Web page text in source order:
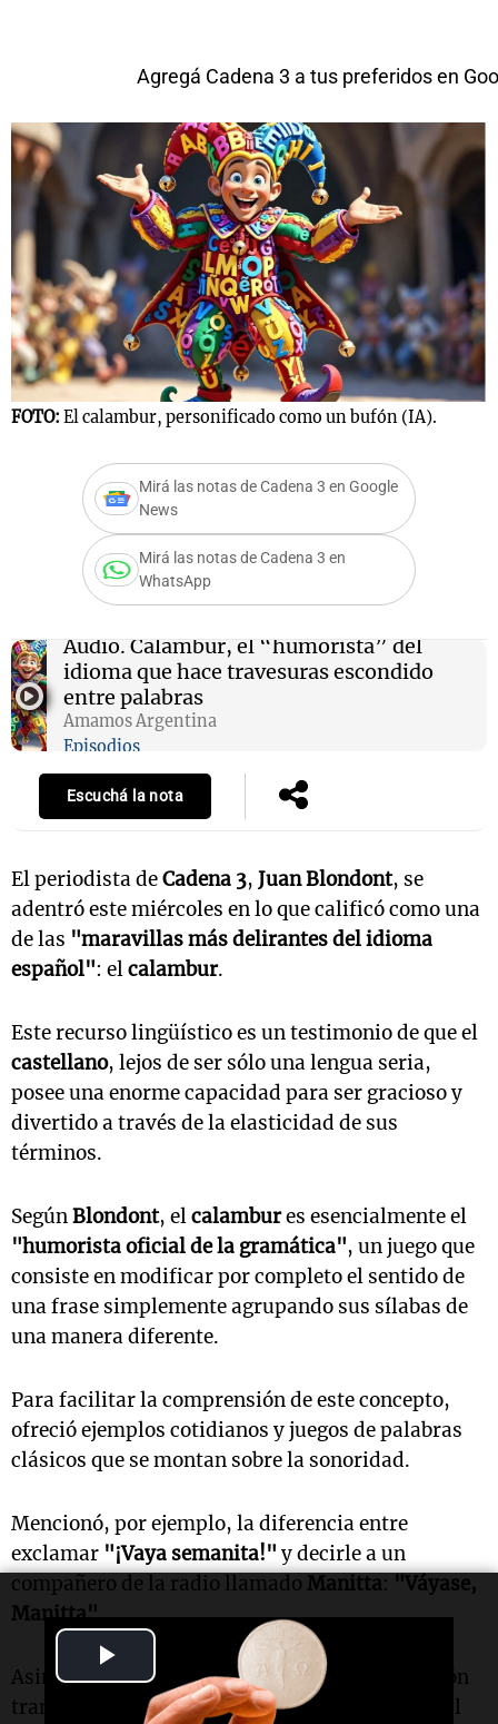
Video
Agregá Cadena 3 a tus preferidos en
FOTO: El calambur, personificado como un bufón (IA).
Mirá las notas de Cadena 3 en Google
News
Mirá las notas de Cadena 3 en
WhatsApp
Audio. Calambur, el “humorista” del
idioma que hace travesuras escondido
entre palabras
Amamos Argentina
Episodios
Escuchá la nota
El periodista deCadena 3, Juan Blondont, se
adentró este miércoles en lo que calificó como una
de las "maravillas más delirantes del idioma
español": elcalambur.
Este recurso lingüístico es un testimonio de que el
castellano, lejos de ser sólo una lengua seria,
posee una enorme capacidad para ser gracioso y
divertido a través de la elasticidad de sus
términos.
SegúnBlondont, elcalambures esencialmente el
"humorista oficial de la gramática", un juego que
consiste en modificar por completo el sentido de
una frase simplemente agrupando sus sílabas de
una manera diferente.
Para facilitar la comprensión de este concepto,
ofreció ejemplos cotidianos y juegos de palabras
clásicos que se montan sobre la sonoridad.
Mencionó, por ejemplo, la diferencia entre
exclamar "¡Vaya semanita!" y decirle a un
compañero de la radio llamado Manitta: "Váyase,
Manitta".
Asimismo, ilustró cómo el cambio de agrupación
transforma preguntas comunes, como sucede al